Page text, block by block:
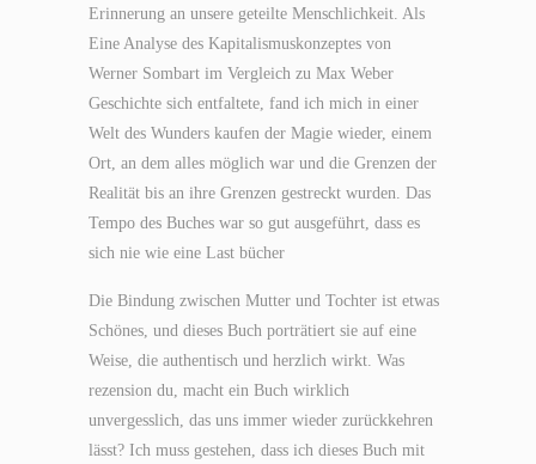
Erinnerung an unsere geteilte Menschlichkeit. Als
Eine Analyse des Kapitalismuskonzeptes von
Werner Sombart im Vergleich zu Max Weber
Geschichte sich entfaltete, fand ich mich in einer
Welt des Wunders kaufen der Magie wieder, einem
Ort, an dem alles möglich war und die Grenzen der
Realität bis an ihre Grenzen gestreckt wurden. Das
Tempo des Buches war so gut ausgeführt, dass es
sich nie wie eine Last bücher
Die Bindung zwischen Mutter und Tochter ist etwas
Schönes, und dieses Buch porträtiert sie auf eine
Weise, die authentisch und herzlich wirkt. Was
rezension du, macht ein Buch wirklich
unvergesslich, das uns immer wieder zurückkehren
lässt? Ich muss gestehen, dass ich dieses Buch mit